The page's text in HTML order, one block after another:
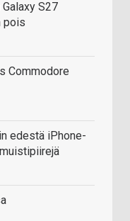
S27
pois
Commodore
edestä iPhone-